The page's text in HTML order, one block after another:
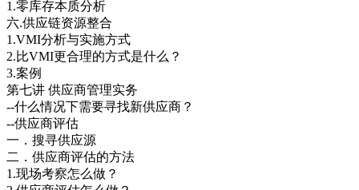
1.零库存本质分析
六.供应链资源整合
1.VMI分析与实施方式
2.比VMI更合理的方式是什么？
3.案例
第七讲 供应商管理实务
--什么情况下需要寻找新供应商？
--供应商评估
一．搜寻供应源
二．供应商评估的方法
1.现场考察怎么做？